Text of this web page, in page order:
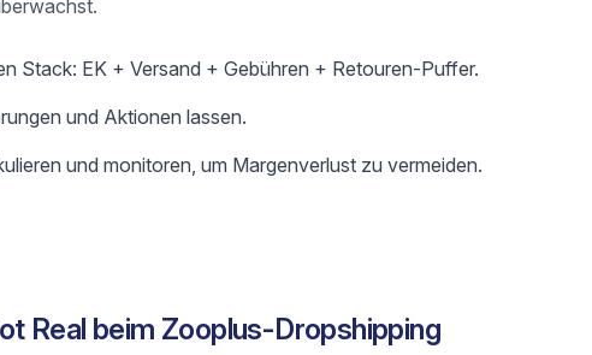
Stack: EK + Versand + Gebühren + Retouren-Puffer.
und Aktionen lassen.
und monitoren, um Margenverlust zu vermeiden.
Real beim Zooplus-Dropshipping